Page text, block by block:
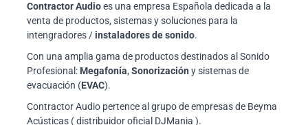
Contractor Audioes una empresa Española dedicada a la
venta de productos, sistemas y soluciones para la
intengradores /instaladores de sonido.
Con una amplia gama de productos destinados al Sonido
Profesional: Megafonía, Sonorización y sistemas de
evacuación (EVAC).
Contractor Audio pertence al grupo de empresas de Beyma
Acústicas ( distribuidor oficial DJMania ).